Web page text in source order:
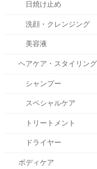
日焼け止め
洗顔・クレンジング
美容液
ヘアケア・スタイリング
シャンプー
スペシャルケア
トリートメント
ドライヤー
ボディケア